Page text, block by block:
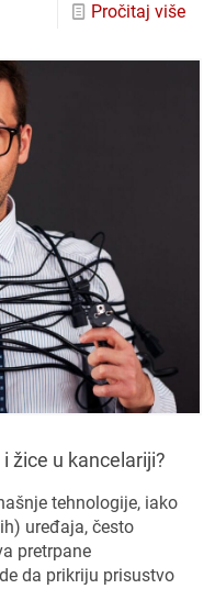
Pročitaj više
žice u kancelariji?
tehnologije, iako
uređaja, često
pretrpane
da prikriju prisustvo